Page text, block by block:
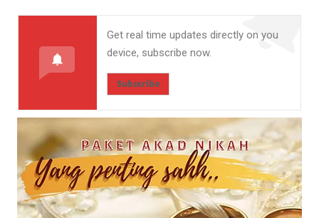
Get real time updates directly on you
device, subscribe now.
Subscribe